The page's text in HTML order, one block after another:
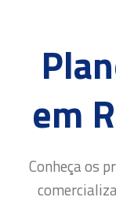
em
Conheça os